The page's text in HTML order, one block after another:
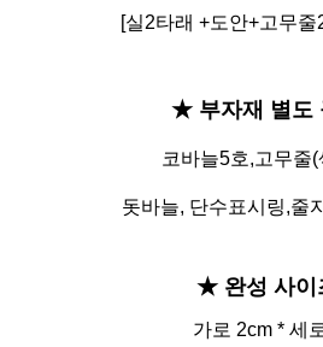
[실2타래 +도안+고무줄
★ 부자재 별도
코바늘5호,고무줄
돗바늘, 단수표시링,줄
★ 완성 사이
가로 2cm * 세